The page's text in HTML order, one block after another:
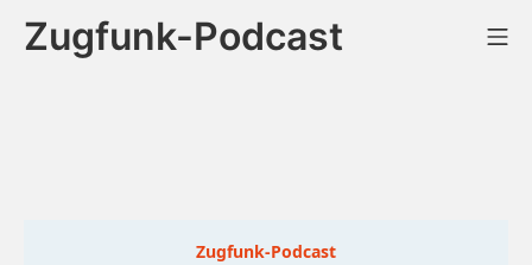
InhaltZugfunk-Podcast